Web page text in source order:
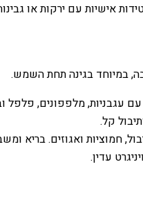
אישיות עם ירקות או
במיוחד בגינה תחת השמש.
עגבניות, מלפפונים, פלפל
קל.
חמוציות ואגוזים. בריא
עדין.